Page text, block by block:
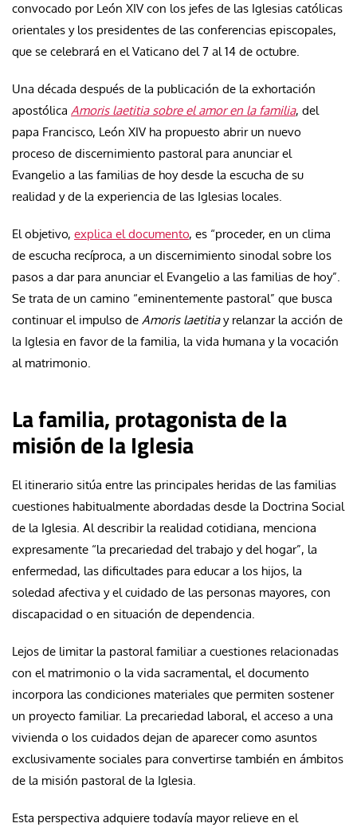
convocado por León XIV con los jefes de las Iglesias católicas
orientales y los presidentes de las conferencias episcopales,
que se celebrará en el Vaticano del 7 al 14 de octubre.
Una década después de la publicación de la exhortación
apostólica Amoris laetitia sobre el amor en la familia, del
papa Francisco, León XIV ha propuesto abrir un nuevo
proceso de discernimiento pastoral para anunciar el
Evangelio a las familias de hoy desde la escucha de su
realidad y de la experiencia de las Iglesias locales.
El objetivo, explica el documento, es “proceder, en un clima
de escucha recíproca, a un discernimiento sinodal sobre los
pasos a dar para anunciar el Evangelio a las familias de hoy”.
Se trata de un camino “eminentemente pastoral” que busca
continuar el impulso de Amoris laetitiay relanzar la acción de
la Iglesia en favor de la familia, la vida humana y la vocación
al matrimonio.
La familia, protagonista de la
misión de la Iglesia
El itinerario sitúa entre las principales heridas de las familias
cuestiones habitualmente abordadas desde la Doctrina Social
de la Iglesia. Al describir la realidad cotidiana, menciona
expresamente “la precariedad del trabajo y del hogar”, la
enfermedad, las dificultades para educar a los hijos, la
soledad afectiva y el cuidado de las personas mayores, con
discapacidad o en situación de dependencia.
Lejos de limitar la pastoral familiar a cuestiones relacionadas
con el matrimonio o la vida sacramental, el documento
incorpora las condiciones materiales que permiten sostener
un proyecto familiar. La precariedad laboral, el acceso a una
vivienda o los cuidados dejan de aparecer como asuntos
exclusivamente sociales para convertirse también en ámbitos
de la misión pastoral de la Iglesia.
Esta perspectiva adquiere todavía mayor relieve en el